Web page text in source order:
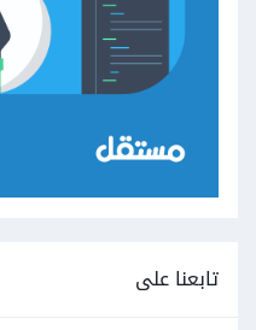
تابعنا على